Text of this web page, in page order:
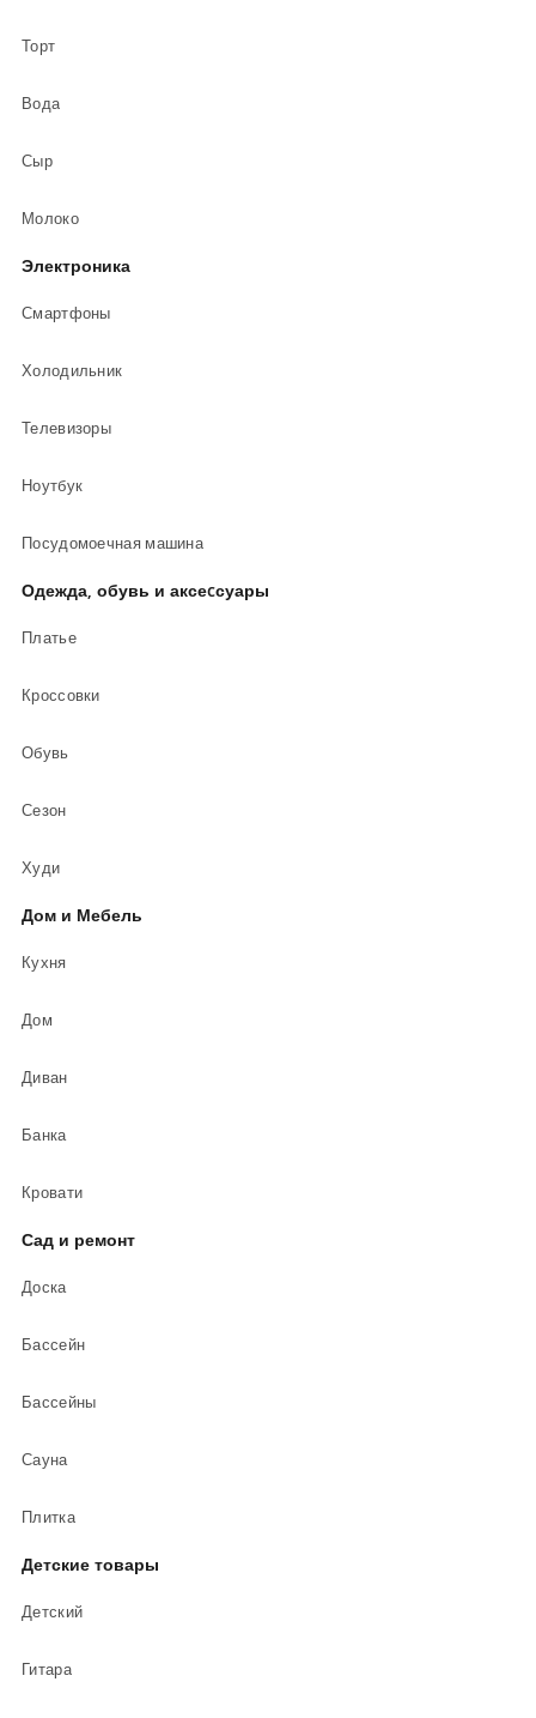
Торт
Вода
Сыр
Молоко
Электроника
Смартфоны
Холодильник
Телевизоры
Ноутбук
Посудомоечная машина
Одежда, обувь и аксеcсуары
Платье
Кроссовки
Обувь
Сезон
Худи
Дом и Мебель
Кухня
Дом
Диван
Банка
Кровати
Сад и ремонт
Доска
Бассейн
Бассейны
Сауна
Плитка
Детские товары
Детский
Гитара